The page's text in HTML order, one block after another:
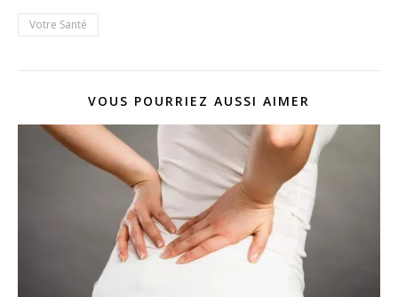
Votre Santé
VOUS POURRIEZ AUSSI AIMER